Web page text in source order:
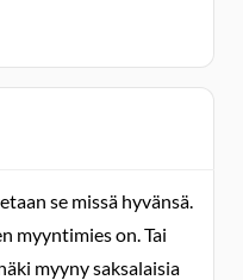
se missä hyvänsä.
myyntimies on. Tai
myyny saksalaisia